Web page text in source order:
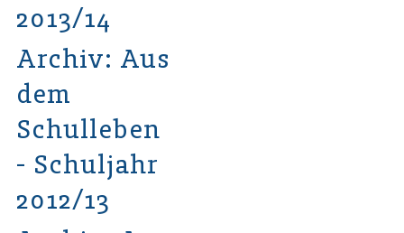
2013/14
Archiv: Aus
dem
Schulleben
- Schuljahr
2012/13